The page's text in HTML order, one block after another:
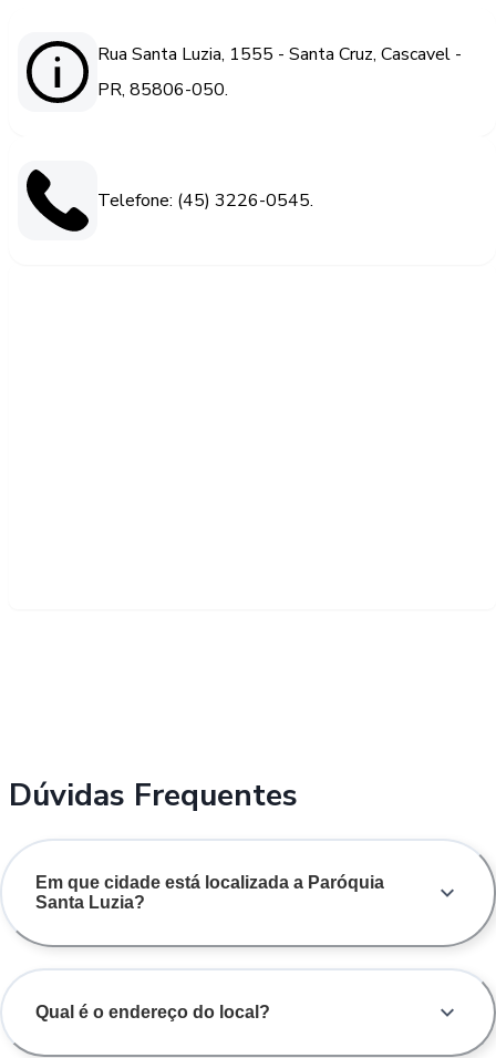
Rua Santa Luzia, 1555 - Santa Cruz, Cascavel -
PR, 85806-050.
Telefone: (45) 3226-0545.
Dúvidas Frequentes
Em que cidade está localizada a Paróquia
Santa Luzia?
Qual é o endereço do local?